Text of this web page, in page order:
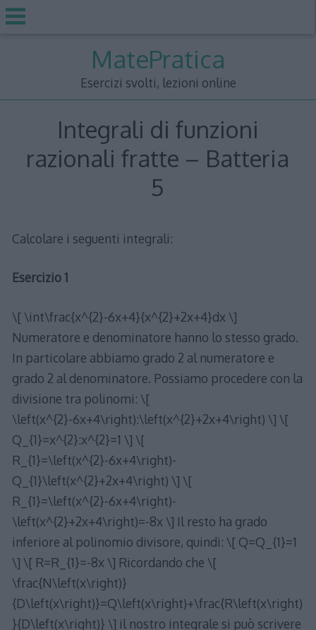
MatePratica
Esercizi svolti, lezioni online
Integrali di funzioni
razionali fratte – Batteria
5
Calcolare i seguenti integrali:
Esercizio 1
\[ \int\frac{x^{2}-6x+4}{x^{2}+2x+4}dx \]
Numeratore e denominatore hanno lo stesso grado.
In particolare abbiamo grado 2 al numeratore e
grado 2 al denominatore. Possiamo procedere con la
divisione tra polinomi: \[
\left(x^{2}-6x+4\right):\left(x^{2}+2x+4\right) \] \[
Q_{1}=x^{2}:x^{2}=1 \] \[
R_{1}=\left(x^{2}-6x+4\right)-
Q_{1}\left(x^{2}+2x+4\right) \] \[
R_{1}=\left(x^{2}-6x+4\right)-
\left(x^{2}+2x+4\right)=-8x \] Il resto ha grado
inferiore al polinomio divisore, quindi: \[ Q=Q_{1}=1
\] \[ R=R_{1}=-8x \] Ricordando che \[
\frac{N\left(x\right)}
{D\left(x\right)}=Q\left(x\right)+\frac{R\left(x\right)
}{D\left(x\right)} \] il nostro integrale si può scrivere